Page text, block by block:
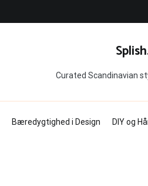
Curated Scandinavian
Bæredygtighed i Design DIY og